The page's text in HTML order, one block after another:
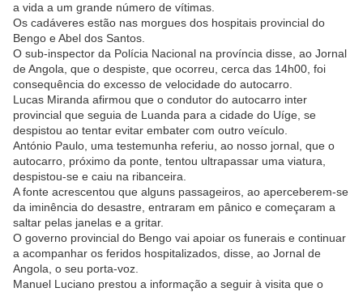
a vida a um grande número de vítimas.
Os cadáveres estão nas morgues dos hospitais provincial do
Bengo e Abel dos Santos.
O sub-inspector da Polícia Nacional na província disse, ao Jornal
de Angola, que o despiste, que ocorreu, cerca das 14h00, foi
consequência do excesso de velocidade do autocarro.
Lucas Miranda afirmou que o condutor do autocarro inter
provincial que seguia de Luanda para a cidade do Uíge, se
despistou ao tentar evitar embater com outro veículo.
António Paulo, uma testemunha referiu, ao nosso jornal, que o
autocarro, próximo da ponte, tentou ultrapassar uma viatura,
despistou-se e caiu na ribanceira.
A fonte acrescentou que alguns passageiros, ao aperceberem-se
da iminência do desastre, entraram em pânico e começaram a
saltar pelas janelas e a gritar.
O governo provincial do Bengo vai apoiar os funerais e continuar
a acompanhar os feridos hospitalizados, disse, ao Jornal de
Angola, o seu porta-voz.
Manuel Luciano prestou a informação a seguir à visita que o